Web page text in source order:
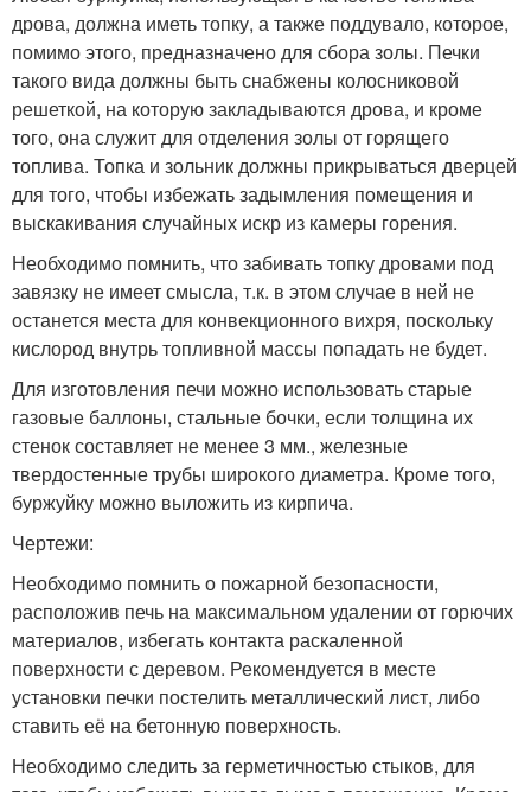
дрова, должна иметь топку, а также поддувало, которое,
помимо этого, предназначено для сбора золы. Печки
такого вида должны быть снабжены колосниковой
решеткой, на которую закладываются дрова, и кроме
того, она служит для отделения золы от горящего
топлива. Топка и зольник должны прикрываться дверцей
для того, чтобы избежать задымления помещения и
выскакивания случайных искр из камеры горения.
Необходимо помнить, что забивать топку дровами под
завязку не имеет смысла, т.к. в этом случае в ней не
останется места для конвекционного вихря, поскольку
кислород внутрь топливной массы попадать не будет.
Для изготовления печи можно использовать старые
газовые баллоны, стальные бочки, если толщина их
стенок составляет не менее 3 мм., железные
твердостенные трубы широкого диаметра. Кроме того,
буржуйку можно выложить из кирпича.
Чертежи:
Необходимо помнить о пожарной безопасности,
расположив печь на максимальном удалении от горючих
материалов, избегать контакта раскаленной
поверхности с деревом. Рекомендуется в месте
установки печки постелить металлический лист, либо
ставить её на бетонную поверхность.
Необходимо следить за герметичностью стыков, для